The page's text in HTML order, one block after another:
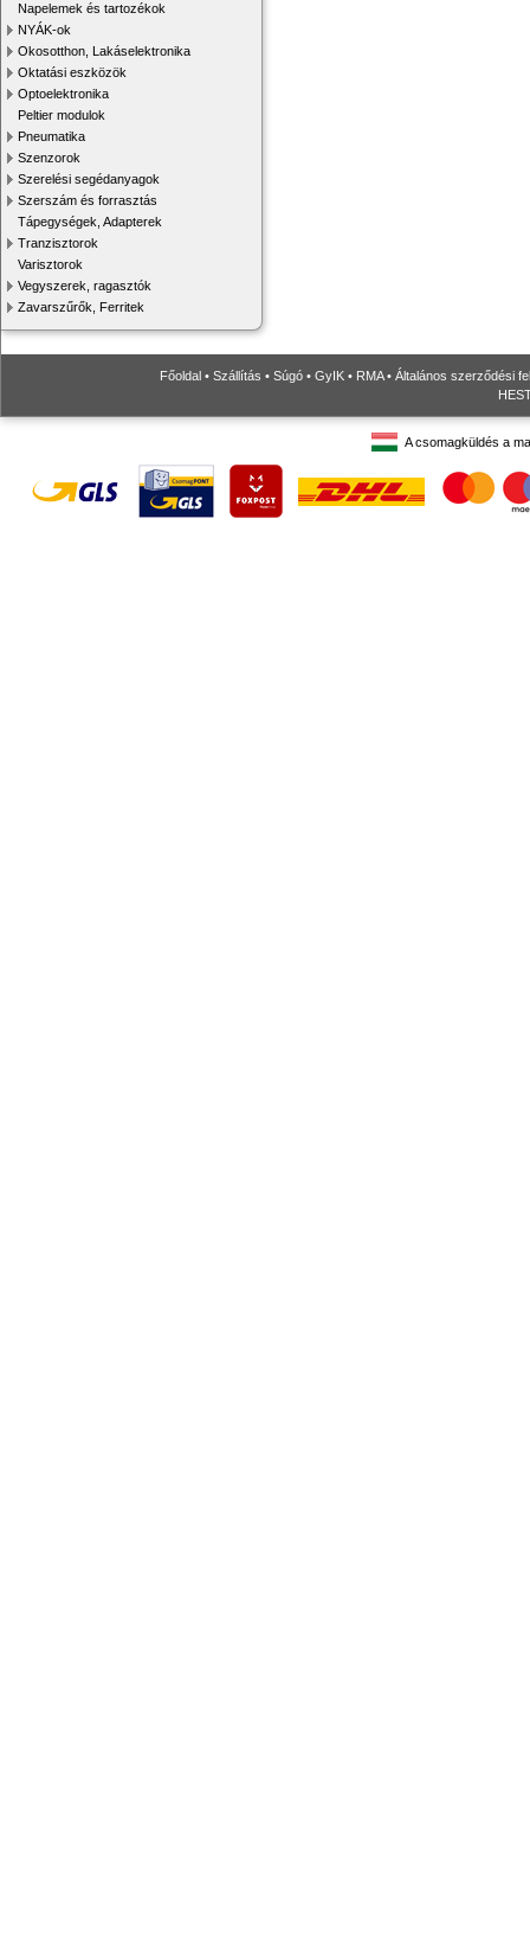
Napelemek és tartozékok
NYÁK-ok
Okosotthon, Lakáselektronika
Oktatási eszközök
Optoelektronika
Peltier modulok
Pneumatika
Szenzorok
Szerelési segédanyagok
Szerszám és forrasztás
Tápegységek, Adapterek
Tranzisztorok
Varisztorok
Vegyszerek, ragasztók
Zavarszűrők, Ferritek
Főoldal • Szállítás • Súgó • GyIK • RMA• Általános szerződési
A csomagküldés a